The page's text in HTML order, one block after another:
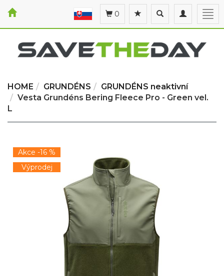
Toggle
navigation
Toggle
search
0
HOME GRUNDÉNS
GRUNDÉNS neaktivní
Vesta Grundéns Bering Fleece Pro - Green vel.
L
Akce -16 %
Výprodej